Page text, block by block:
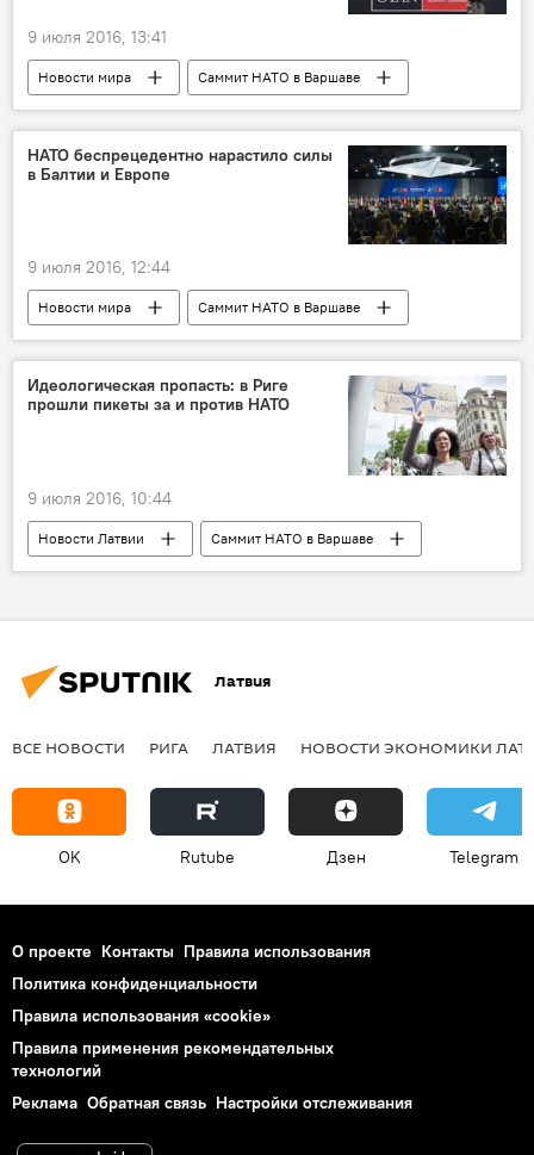
9 июля 2016, 13:41
Новости мира
Саммит НАТО в Варшаве
НАТО: побатальонно на восток
НАТО беспрецедентно нарастило силы
в Балтии и Европе
9 июля 2016, 12:44
Новости мира Саммит НАТО в Варшаве
Идеологическая пропасть: в Риге
прошли пикеты за и против НАТО
9 июля 2016, 10:44
Новости Латвии Саммит НАТО в Варшаве
Латвия
ВСЕ НОВОСТИ РИГА ЛАТВИЯ НОВОСТИ ЭКОНОМИКИ
OK Rutube Дзен Telegram
О проекте Контакты Правила использования
Политика конфиденциальности
Правила использования «cookie»
Правила применения рекомендательных
технологий
Реклама Обратная связь Настройки отслеживания